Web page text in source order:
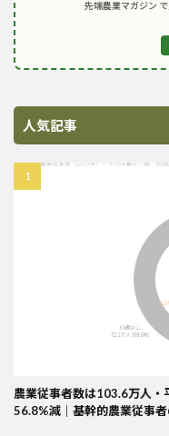
先端農業マガジン
人気記事
農業従事者数は103.6万人
56.8%減｜基幹的農業従事